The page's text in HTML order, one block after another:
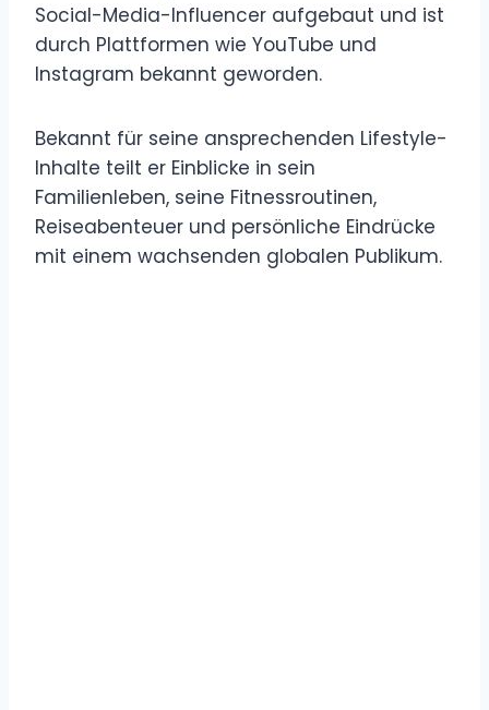
Social-Media-Influencer aufgebaut und ist
durch Plattformen wie YouTube und
Instagram bekannt geworden.
Bekannt für seine ansprechenden Lifestyle-
Inhalte teilt er Einblicke in sein
Familienleben, seine Fitnessroutinen,
Reiseabenteuer und persönliche Eindrücke
mit einem wachsenden globalen Publikum.